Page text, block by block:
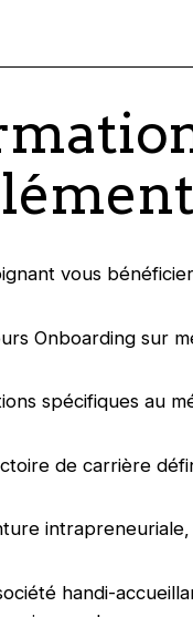
vous
Onboarding sur
spécifiques au
de carrière
handi-